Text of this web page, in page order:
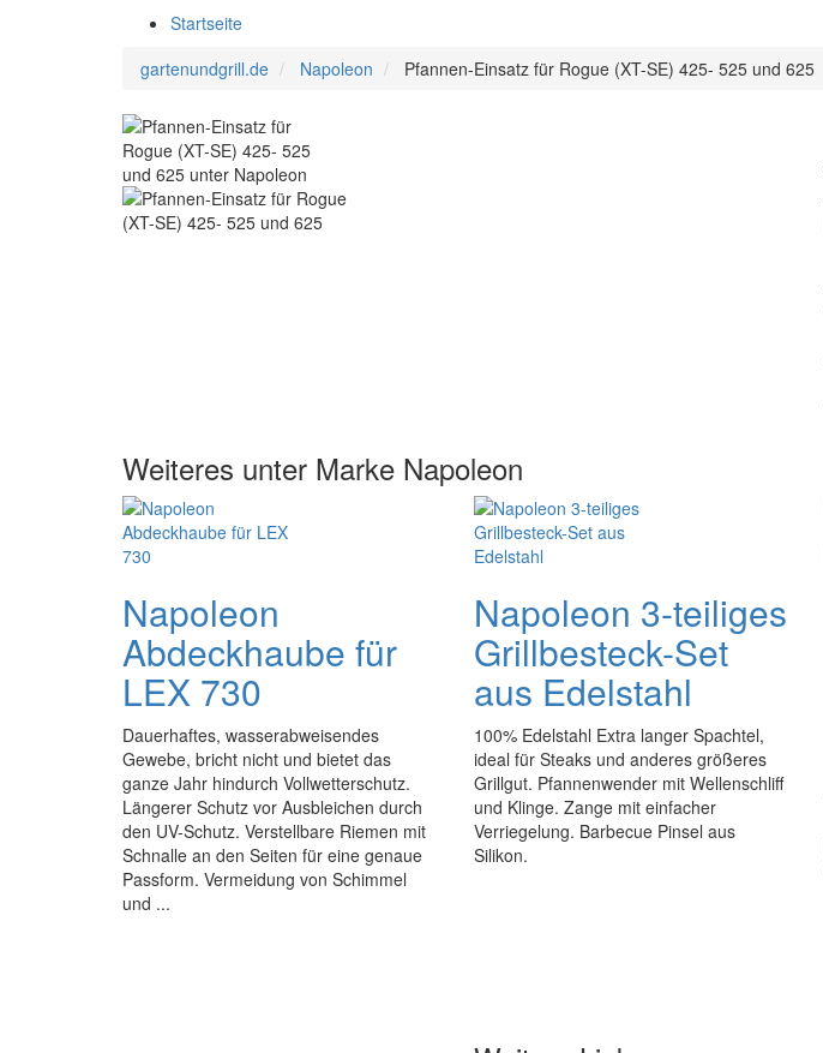
Startseite
gartenundgrill.de
Napoleon Pfannen-Einsatz für Rogue (XT-SE) 425- 525 und 625
Weiteres unter Marke Napoleon
Napoleon
Abdeckhaube für
LEX 730
Dauerhaftes, wasserabweisendes
Gewebe, bricht nicht und bietet das
ganze Jahr hindurch Vollwetterschutz.
Längerer Schutz vor Ausbleichen durch
den UV-Schutz. Verstellbare Riemen mit
Schnalle an den Seiten für eine genaue
Passform. Vermeidung von Schimmel
und ...
Napoleon 3-teiliges
Grillbesteck-Set
aus Edelstahl
100% Edelstahl Extra langer Spachtel,
ideal für Steaks und anderes größeres
Grillgut. Pfannenwender mit Wellenschliff
und Klinge. Zange mit einfacher
Verriegelung. Barbecue Pinsel aus
Silikon.